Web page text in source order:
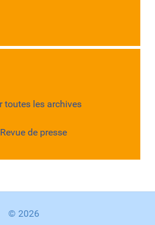
toutes les archives
Revue de presse
© 2026